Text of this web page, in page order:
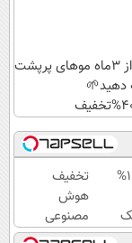
تنها در کمتر از 3ماه موهای پرپشت
دهید🌱
افزایش 100%
تخفیف
هوش
مصنوعی
پرمیوم